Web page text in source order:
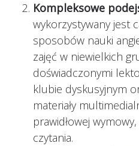
Kompleksowe
wykorzystywany jest
sposobów nauki
zajęć w niewielkich
doświadczonymi
klubie dyskusyjnym
materiały
prawidłowej
czytania.